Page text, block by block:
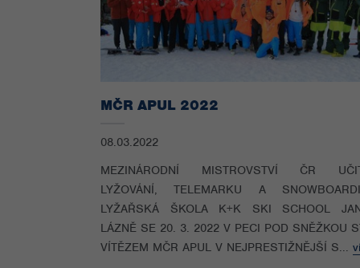
MČR APUL 2022
08.03.2022
MEZINÁRODNÍ MISTROVSTVÍ ČR
LYŽOVÁNÍ, TELEMARKU A
LYŽAŘSKÁ ŠKOLA K+K SKI SCHOOL
LÁZNĚ SE 20. 3. 2022 V PECI POD SNĚŽKOU
VÍTĚZEM MČR APUL V NEJPRESTIŽNĚJŠÍ S...